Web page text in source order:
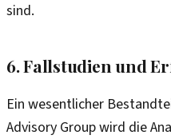
sind.
6. Fallstudien und
Ein wesentlicher
Advisory Group wird die